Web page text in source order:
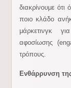
διακρίνουμε ότι
ποιο κλάδο
μάρκετινγκ
αφοσίωσης
τρόπους.
Ενθάρρυνση